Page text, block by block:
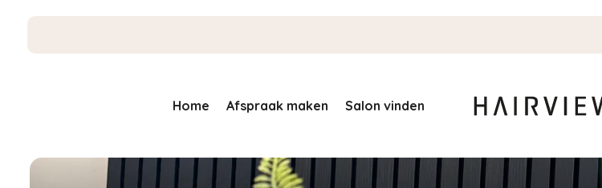
Home Afspraak maken Salon vinden